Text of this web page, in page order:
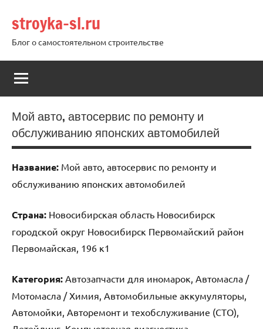
содержимому
stroyka-sl.ru
Блог о самостоятельном строительстве
Мой авто, автосервис по ремонту и
обслуживанию японских автомобилей
Название: Мой авто, автосервис по ремонту и
обслуживанию японских автомобилей
Страна: Новосибирская область Новосибирск
городской округ Новосибирск Первомайский район
Первомайская, 196 к1
Категория: Автозапчасти для иномарок, Автомасла /
Мотомасла / Химия, Автомобильные аккумуляторы,
Автомойки, Авторемонт и техобслуживание (СТО),